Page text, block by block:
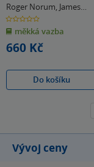
Roger Norum, James
Proctor
0.0
z
5
hvězdiček
měkká vazba
660 Kč
Do košíku
Vývoj ceny